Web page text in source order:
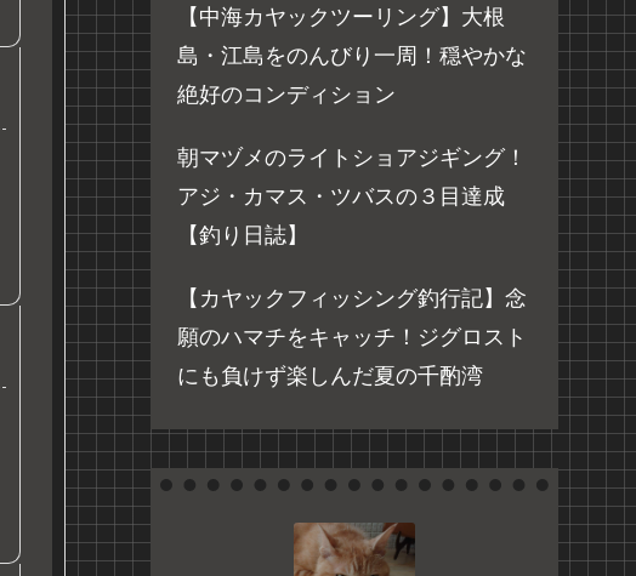
【中海カヤックツーリング】大根
島・江島をのんびり一周！穏やかな
絶好のコンディション
朝マヅメのライトショアジギング！
アジ・カマス・ツバスの３目達成
【釣り日誌】
【カヤックフィッシング釣行記】念
願のハマチをキャッチ！ジグロスト
にも負けず楽しんだ夏の千酌湾